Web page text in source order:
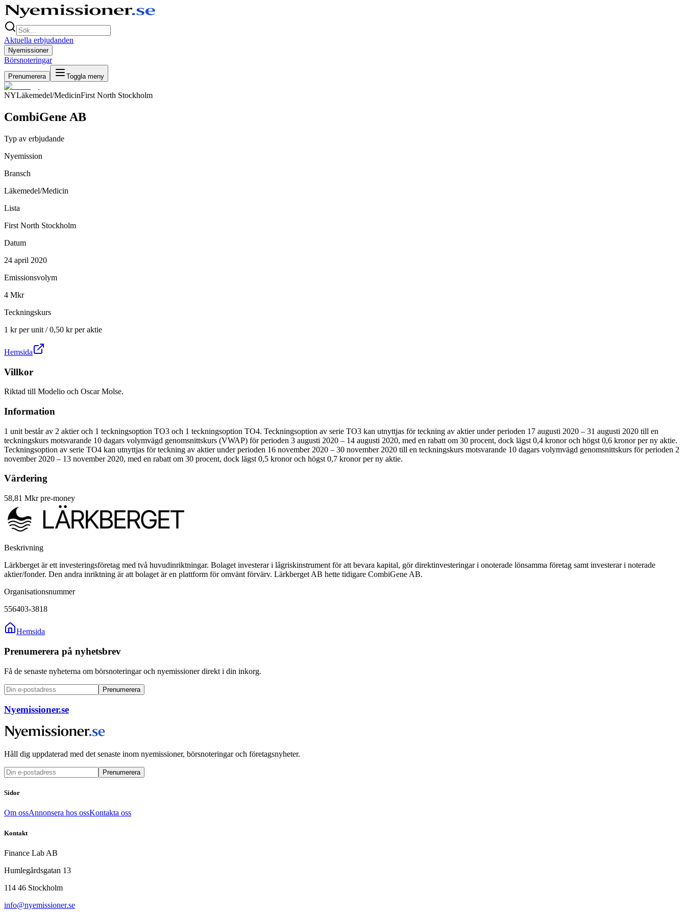
Aktuella erbjudanden
Nyemissioner
Börsnoteringar
Prenumerera Toggla meny
NYLäkemedel/MedicinFirst North Stockholm
CombiGene AB
Typ av erbjudande
Nyemission
Bransch
Läkemedel/Medicin
Lista
First North Stockholm
Datum
24 april 2020
Emissionsvolym
4 Mkr
Teckningskurs
1 kr per unit / 0,50 kr per aktie
Hemsida
Villkor
Riktad till Modelio och Oscar Molse.
Information
1 unit består av 2 aktier och 1 teckningsoption TO3 och 1 teckningsoption TO4. Teckningsoption av serie TO3 kan utnyttjas för teckning av aktier under perioden 17 augusti 2020 – 31 augusti 2020 till en
teckningskurs motsvarande 10 dagars volymvägd genomsnittskurs (VWAP) för perioden 3 augusti 2020 – 14 augusti 2020, med en rabatt om 30 procent, dock lägst 0,4 kronor och högst 0,6 kronor per ny aktie.
Teckningsoption av serie TO4 kan utnyttjas för teckning av aktier under perioden 16 november 2020 – 30 november 2020 till en teckningskurs motsvarande 10 dagars volymvägd genomsnittskurs för perioden 2
november 2020 – 13 november 2020, med en rabatt om 30 procent, dock lägst 0,5 kronor och högst 0,7 kronor per ny aktie.
Värdering
58,81 Mkr pre-money
Beskrivning
Lärkberget är ett investeringsföretag med två huvudinriktningar. Bolaget investerar i lågriskinstrument för att bevara kapital, gör direktinvesteringar i onoterade lönsamma företag samt investerar i noterade
aktier/fonder. Den andra inriktning är att bolaget är en plattform för omvänt förvärv. Lärkberget AB hette tidigare CombiGene AB.
Organisationsnummer
556403-3818
Hemsida
Prenumerera på nyhetsbrev
Få de senaste nyheterna om börsnoteringar och nyemissioner direkt i din inkorg.
Prenumerera
Nyemissioner.se
Håll dig uppdaterad med det senaste inom nyemissioner, börsnoteringar och företagsnyheter.
Prenumerera
Sidor
Om ossAnnonsera hos ossKontakta oss
Kontakt
Finance Lab AB
Humlegårdsgatan 13
114 46 Stockholm
info@nyemissioner.se